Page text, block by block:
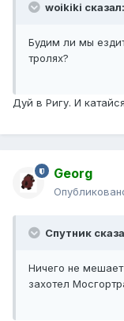
woikiki сказал:
Будим ли мы
тролях?
Дуй в Ригу. И
Georg
Спутник
Ничего не
захотел